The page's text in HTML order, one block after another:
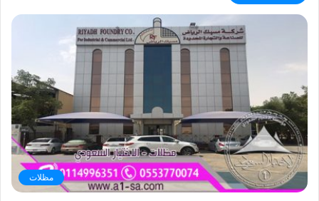
مظلات